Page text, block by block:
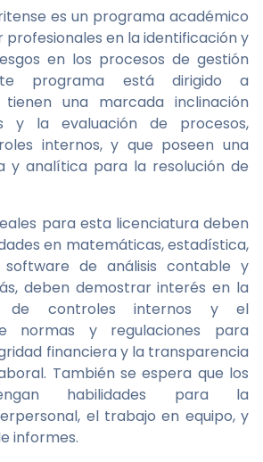
es un programa académico
en la identificación y
en los procesos de gestión
programa está dirigido a
tienen una marcada inclinación
y la evaluación de procesos,
internos, y que poseen una
y analítica para la resolución de
para esta licenciatura deben
en matemáticas, estadística,
de análisis contable y
deben demostrar interés en la
de controles internos y el
normas y regulaciones para
financiera y la transparencia
También se espera que los
habilidades para la
el trabajo en equipo, y
informes.